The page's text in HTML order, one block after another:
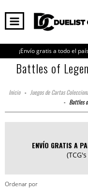
¡Envío gratis a todo el
Battles of
Inicio - Juegos de Cartas
- Battles
ENVÍO GRATIS A
Ordenar por